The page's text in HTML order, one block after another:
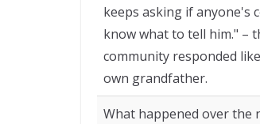
keeps asking if anyone's
know what to tell him." –
community responded
own grandfather.
What happened over the